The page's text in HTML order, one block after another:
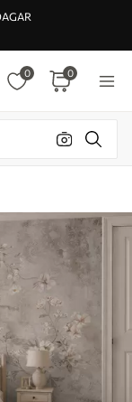
0 0